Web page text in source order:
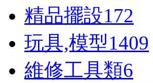
精品擺設172
玩具,模型1409
維修工具類6